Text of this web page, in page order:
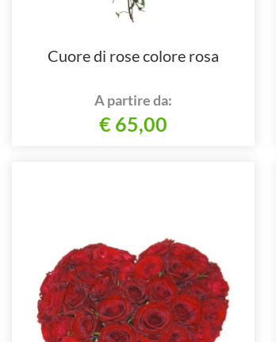
Cuore di rose colore rosa
A partire da:
€ 65,00